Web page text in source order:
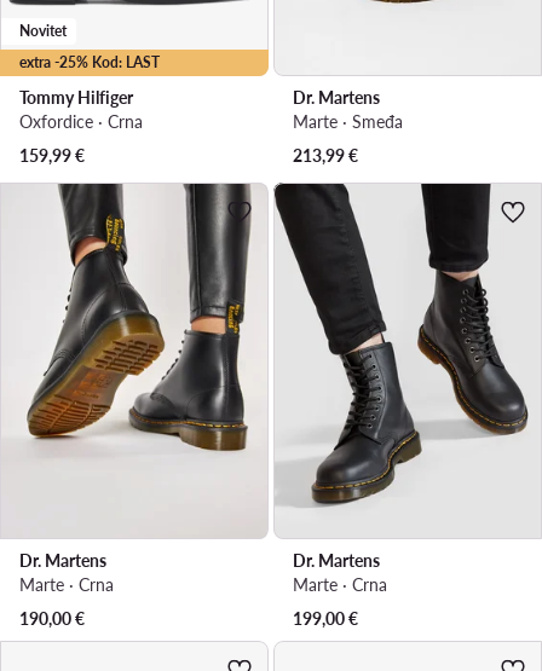
extra -25% Kod: LAST
Novitet
Tommy Hilfiger
Oxfordice · Crna
159,99€
Dr. Martens
Marte · Smeđa
213,99€
Dr. Martens
Marte · Crna
190,00€
Dr. Martens
Marte · Crna
199,00€